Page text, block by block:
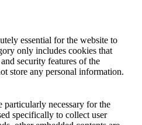
essential for the website to
only includes cookies that
security features of the
store any personal information.
necessary for the
specifically to collect user